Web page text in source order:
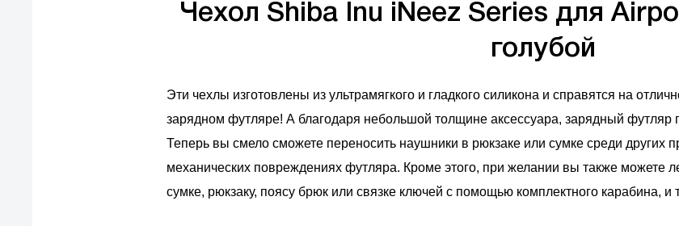
Чехол Shiba Inu iNeez Series для
голубой
Эти чехлы изготовлены из ультрамягкого и гладкого силикона и справятся на
зарядном футляре! А благодаря небольшой толщине аксессуара, зарядный футляр
Теперь вы смело сможете переносить наушники в рюкзаке или сумке среди других
механических повреждениях футляра. Кроме этого, при желании вы также можете
сумке, рюкзаку, поясу брюк или связке ключей с помощью комплектного карабина, и